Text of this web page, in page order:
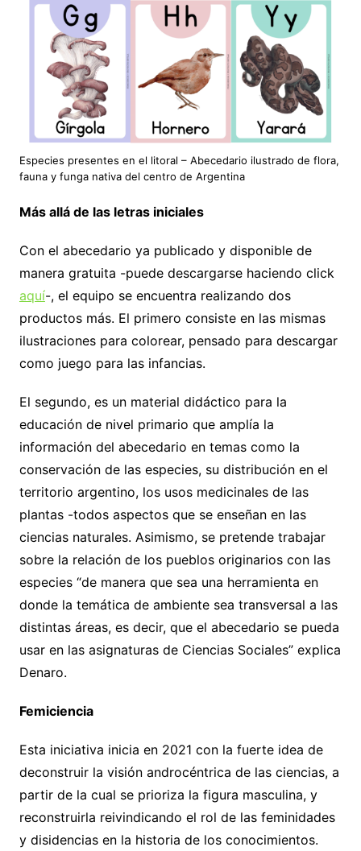
Especies presentes en el litoral – Abecedario ilustrado de flora,
fauna y funga nativa del centro de Argentina
Más allá de las letras iniciales
Con el abecedario ya publicado y disponible de
manera gratuita -puede descargarse haciendo click
aquí-, el equipo se encuentra realizando dos
productos más. El primero consiste en las mismas
ilustraciones para colorear, pensado para descargar
como juego para las infancias.
El segundo, es un material didáctico para la
educación de nivel primario que amplía la
información del abecedario en temas como la
conservación de las especies, su distribución en el
territorio argentino, los usos medicinales de las
plantas -todos aspectos que se enseñan en las
ciencias naturales. Asimismo, se pretende trabajar
sobre la relación de los pueblos originarios con las
especies “de manera que sea una herramienta en
donde la temática de ambiente sea transversal a las
distintas áreas, es decir, que el abecedario se pueda
usar en las asignaturas de Ciencias Sociales” explica
Denaro.
Femiciencia
Esta iniciativa inicia en 2021 con la fuerte idea de
deconstruir la visión androcéntrica de las ciencias, a
partir de la cual se prioriza la figura masculina, y
reconstruirla reivindicando el rol de las feminidades
y disidencias en la historia de los conocimientos.